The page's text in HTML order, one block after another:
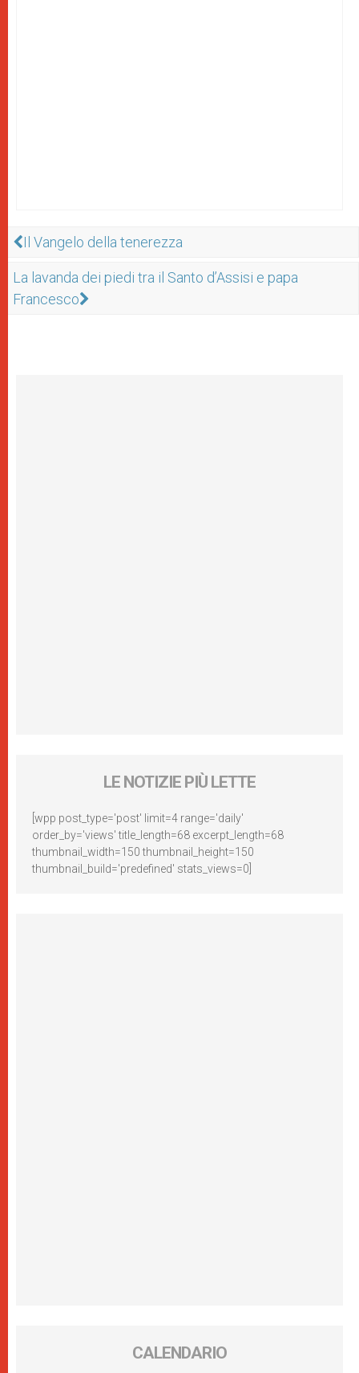
Il Vangelo della tenerezza
La lavanda dei piedi tra il Santo d’Assisi e papa
Francesco
LE NOTIZIE PIÙ LETTE
[wpp post_type='post' limit=4 range='daily'
order_by='views' title_length=68 excerpt_length=68
thumbnail_width=150 thumbnail_height=150
thumbnail_build='predefined' stats_views=0]
CALENDARIO